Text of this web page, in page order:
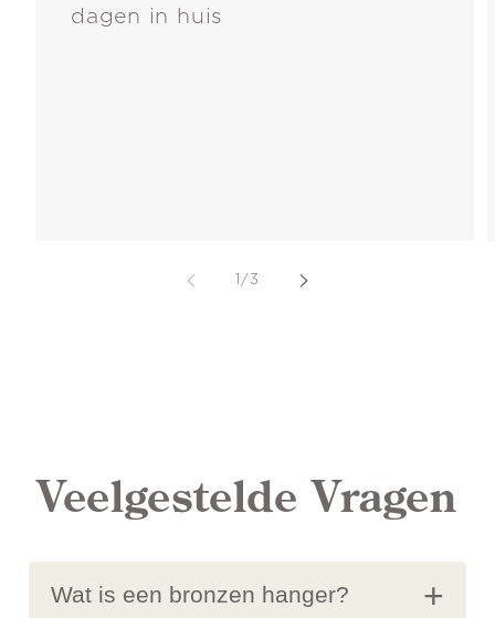
dagen in huis
1 /van
3
Veelgestelde Vragen
Wat is een bronzen hanger?